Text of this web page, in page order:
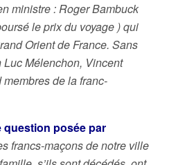
ministre : Roger Bambuck
le prix du voyage ) qui
Orient de France. Sans
Luc Mélenchon, Vincent
de la franc-
question posée par
francs-maçons de notre ville